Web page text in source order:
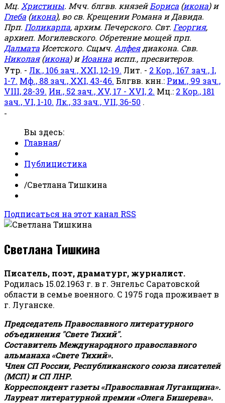
Мц. Христины. Мчч. блгвв. князейБориса (икона) и
Глеба (икона), во св. Крещении Романа и Давида.
Прп. Поликарпа, архим. Печерского. Свт. Георгия,
архиеп. Могилевского. Обретение мощей прп.
Далмата Исетского. Сщмч. Алфеядиакона. Свв.
Николая(икона) иИоанна испп., пресвитеров.
Утр. - Лк., 106 зач., XXI, 12-19. Лит. - 2 Кор., 167 зач., I,
1-7. Мф., 88 зач., XXI, 43-46. Блгвв. кнн.: Рим., 99 зач.,
VIII, 28-39. Ин., 52 зач., XV, 17 - XVI, 2. Мц.: 2 Кор., 181
зач., VI, 1-10. Лк., 33 зач., VII, 36-50 .
-
Вы здесь:
Главная/
Публицистика
/Светлана Тишкина
Подписаться на этот канал RSS
Светлана Тишкина
Писатель, поэт, драматург, журналист.
Родилась 15.02.1963 г. в г. Энгельс Саратовской
области в семье военного. С 1975 года проживает в
г. Луганске.
Председатель Православного литературного
объединения "Свете Тихий".
Составитель Международного православного
альманаха «Свете Тихий».
Член СП России, Республиканского союза писателей
(МСП) и СП ЛНР.
Корреспондент газеты «Православная Луганщина».
Лауреат литературной премии «Олега Бишерева».